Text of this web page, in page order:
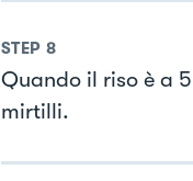
STEP 8
Quando il riso è a
mirtilli.